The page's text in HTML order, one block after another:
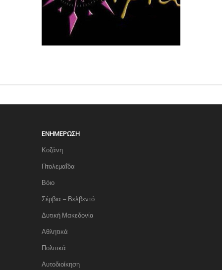
ΕΝΗΜΈΡΩΣΗ
Κοζάνη
Πτολεμαΐδα
Βόιο
Σέρβια – Βελβεντό
Δυτική Μακεδονία
Αθλητικά
Πολιτικά
Αυτοδιοίκηση